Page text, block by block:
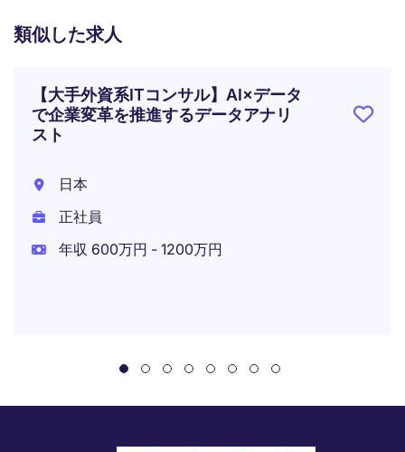
類似した求人
【大手外資系ITコンサル】AI×データ
で企業変革を推進するデータアナリ
スト
日本
正社員
年収 600万円 - 1200万円